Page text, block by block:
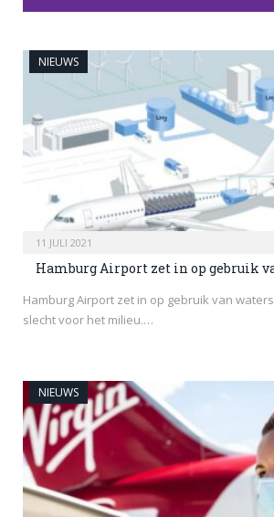
NIEUWS
11 JULI 2021
Hamburg Airport zet in op gebruik
Hamburg Airport zet in op gebruik van
slecht voor het milieu.…
NIEUWS